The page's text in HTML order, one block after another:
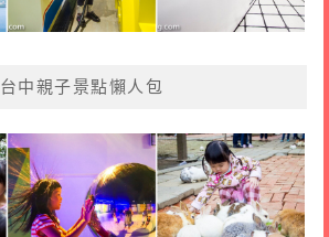
台中親子景點懶人包